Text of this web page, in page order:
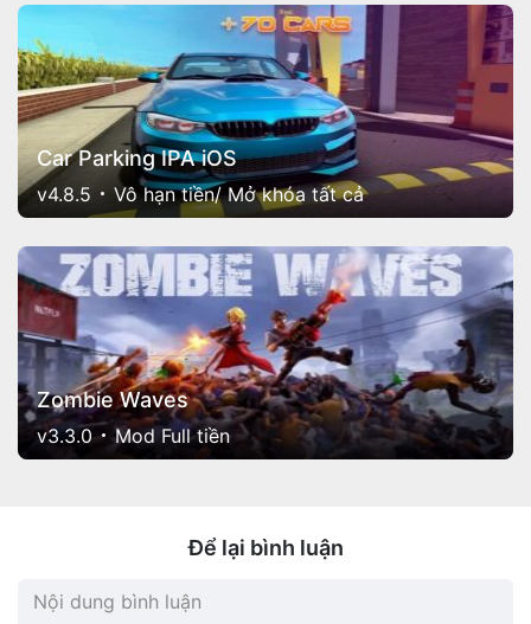
Car Parking IPA iOS
v4.8.5 Vô hạn tiền/ Mở khóa tất cả
Zombie Waves
v3.3.0 Mod Full tiền
Để lại bình luận